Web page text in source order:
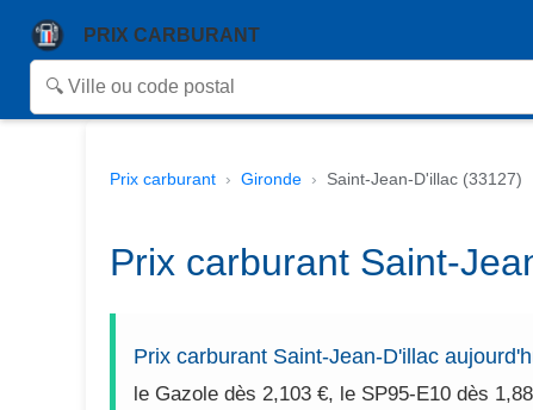
PRIX CARBURANT
Prix carburant Gironde Saint-Jean-D'illac (33127)
Prix carburant Saint-
Prix carburant Saint-Jean-D'illac
le Gazole dès 2,103 €, le SP95-E10 dès